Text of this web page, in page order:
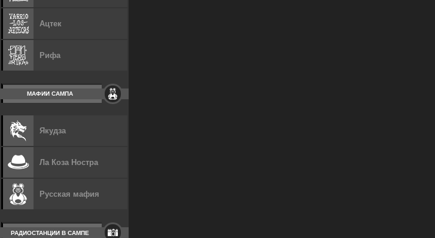
Ацтек
Рифа
МАФИИ САМПА
Якудза
Ла Коза Ностра
Русская мафия
РАДИОСТАНЦИИ В САМПЕ